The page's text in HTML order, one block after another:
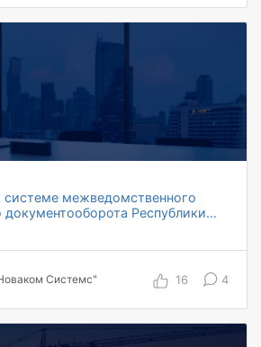
специалистов
системе межведомственного
документооборота Республики
между организациями
Системс" 16 4